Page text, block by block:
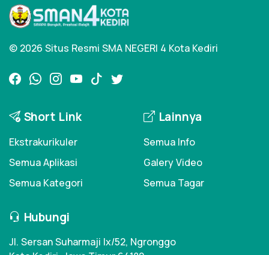
© 2026 Situs Resmi SMA NEGERI 4 Kota Kediri
Short Link
Ekstrakurikuler
Semua Aplikasi
Semua Kategori
Lainnya
Semua Info
Galery Video
Semua Tagar
Hubungi
Jl. Sersan Suharmaji Ix/52, Ngronggo